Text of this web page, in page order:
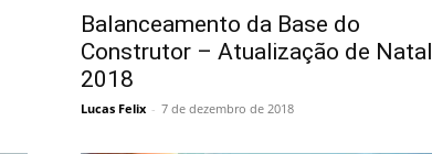
Balanceamento da Base do
Construtor – Atualização de Natal
2018
Lucas Felix - 7 de dezembro de 2018